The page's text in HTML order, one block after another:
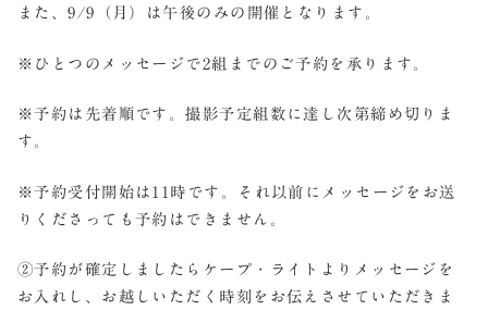
また、9/9（月）は午後のみの開催となります。
※ひとつのメッセージで2組までのご予約を承ります。
※予約は先着順です。撮影予定組数に達し次第締め切りま
す。
※予約受付開始は11時です。それ以前にメッセージをお送
りくださっても予約はできません。
②予約が確定しましたらケープ・ライトよりメッセージを
お入れし、お越しいただく時刻をお伝えさせていただきま